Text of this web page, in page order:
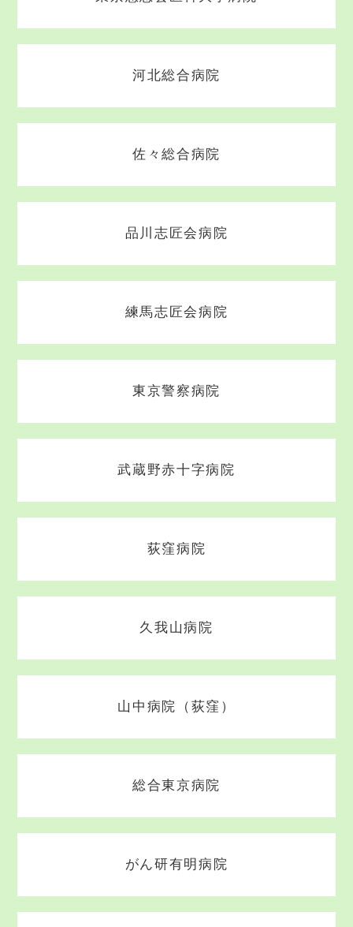
河北総合病院
佐々総合病院
品川志匠会病院
練馬志匠会病院
東京警察病院
武蔵野赤十字病院
荻窪病院
久我山病院
山中病院（荻窪）
総合東京病院
がん研有明病院